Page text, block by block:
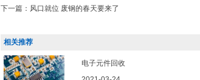
下一篇： 风口就位 废钢的春天要来了
相关推荐
电子元件回收